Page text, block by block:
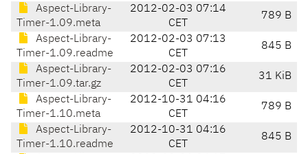
Aspect-Library-
Timer-1.09.meta
2012-02-03 07:14
CET
789 B
Aspect-Library-
Timer-1.09.readme
2012-02-03 07:13
CET
845 B
Aspect-Library-
Timer-1.09.tar.gz
2012-02-03 07:16
CET
31 KiB
Aspect-Library-
Timer-1.10.meta
2012-10-31 04:16
CET
789 B
Aspect-Library-
Timer-1.10.readme
2012-10-31 04:16
CET
845 B